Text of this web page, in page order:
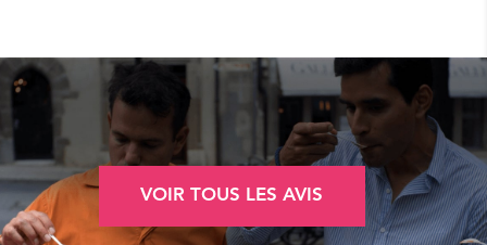
VOIR TOUS LES AVIS